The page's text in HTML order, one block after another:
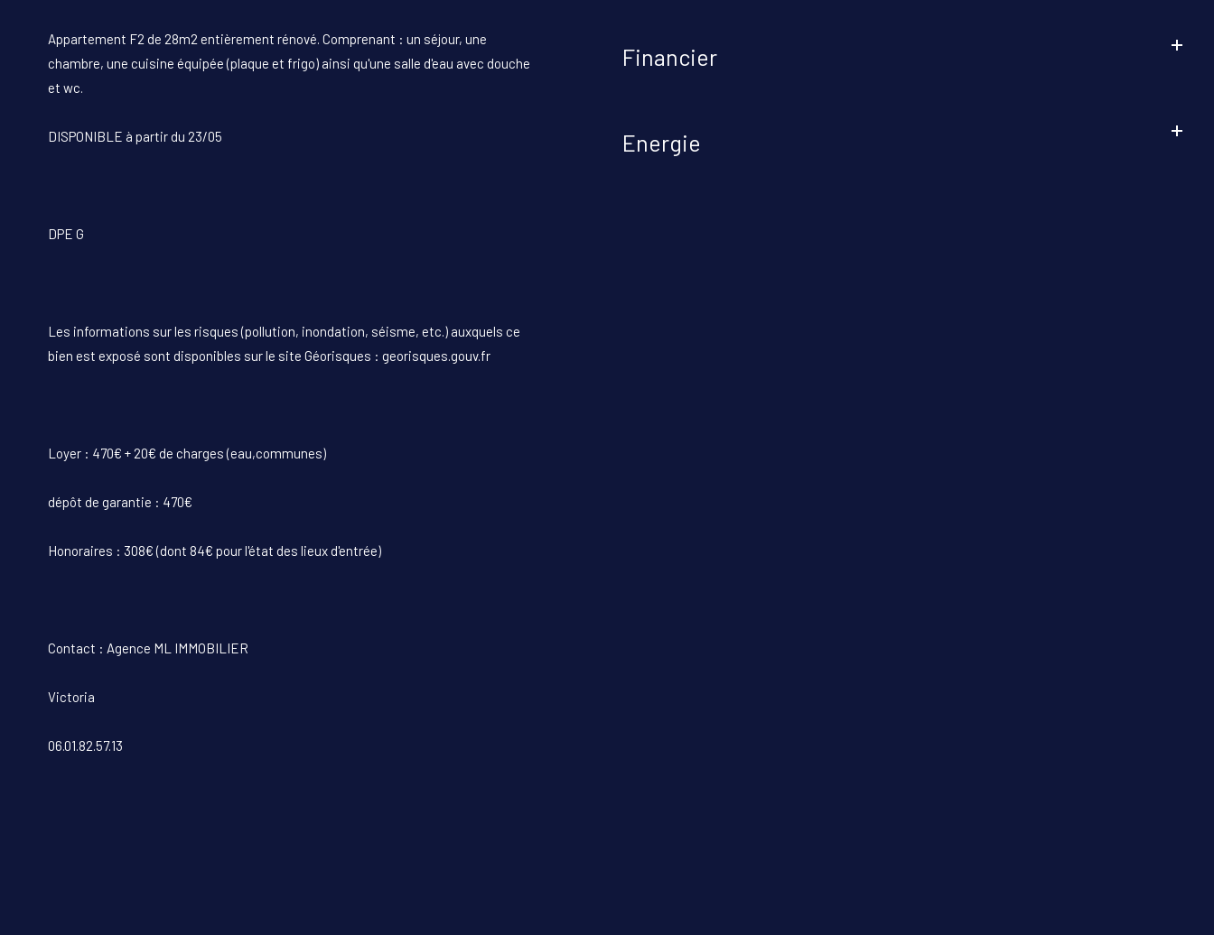
Appartement F2 de 28m2 entièrement rénové. Comprenant : un séjour, une
chambre, une cuisine équipée (plaque et frigo) ainsi qu'une salle d'eau avec douche
et wc.
DISPONIBLE à partir du 23/05
DPE G
Les informations sur les risques (pollution, inondation, séisme, etc.) auxquels ce
bien est exposé sont disponibles sur le site Géorisques : georisques.gouv.fr
Loyer : 470€ + 20€ de charges (eau,communes)
dépôt de garantie : 470€
Honoraires : 308€ (dont 84€ pour l'état des lieux d'entrée)
Contact : Agence ML IMMOBILIER
Victoria
06.01.82.57.13
Financier
Energie